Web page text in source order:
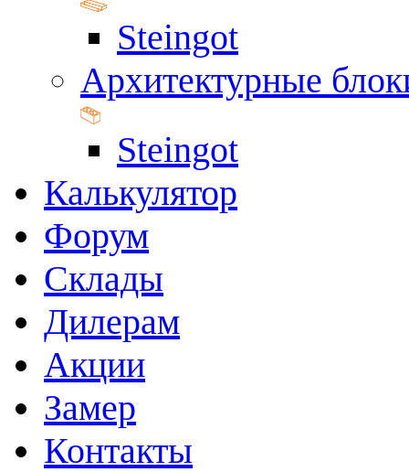
Steingot
Архитектурные
Steingot
Калькулятор
Форум
Склады
Дилерам
Акции
Замер
Контакты